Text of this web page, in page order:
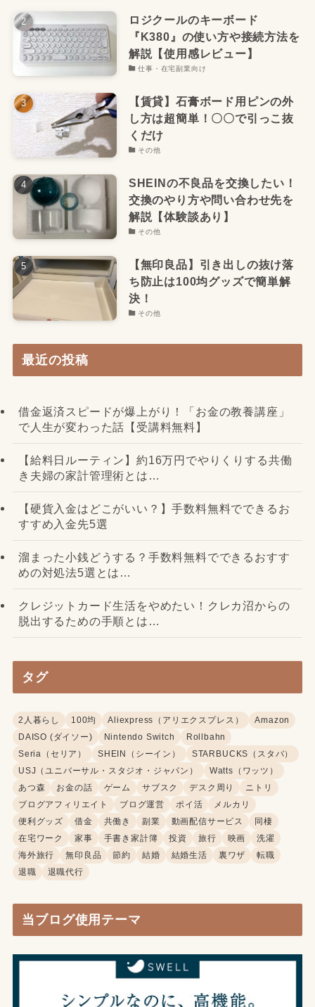
ロジクールのキーボード
『K380』の使い方や接続方法を
解説【使用感レビュー】
仕事・在宅副業向け
【賃貸】石膏ボード用ピンの外
し方は超簡単！〇〇で引っこ抜
くだけ
その他
SHEINの不良品を交換したい！
交換のやり方や問い合わせ先を
解説【体験談あり】
その他
【無印良品】引き出しの抜け落
ち防止は100均グッズで簡単解
決！
その他
最近の投稿
借金返済スピードが爆上がり！「お金の教養講座」
で人生が変わった話【受講料無料】
【給料日ルーティン】約16万円でやりくりする共働
き夫婦の家計管理術とは…
【硬貨入金はどこがいい？】手数料無料でできるお
すすめ入金先5選
溜まった小銭どうする？手数料無料でできるおすす
めの対処法5選とは…
クレジットカード生活をやめたい！クレカ沼からの
脱出するための手順とは…
タグ
2人暮らし 100均 Aliexpress（アリエクスプレス）
Amazon
DAISO (ダイソー)
Nintendo Switch
Rollbahn
Seria（セリア）
SHEIN（シーイン）
STARBUCKS（スタバ）
USJ（ユニバーサル・スタジオ・ジャパン）
Watts（ワッツ）
あつ森
お金の話 ゲーム サブスク デスク周り
ニトリ
ブログアフィリエイト
ブログ運営 ポイ活
メルカリ
便利グッズ
借金 共働き 副業 動画配信サービス
同棲
在宅ワーク
家事 手書き家計簿 投資 旅行 映画
洗濯
海外旅行
無印良品 節約 結婚 結婚生活 裏ワザ
転職
退職
退職代行
当ブログ使用テーマ